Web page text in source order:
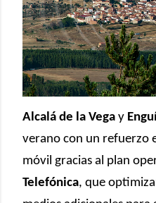
Alcalá de la Vega y
verano con un refuerzo
móvil gracias al plan
Telefónica, que